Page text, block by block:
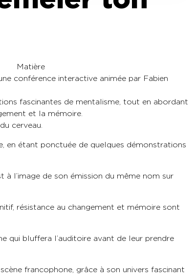
animée par Fabien
fascinantes de mentalisme, tout en abordant
et la mémoire.
cerveau.
en étant ponctuée de quelques démonstrations
l’image de son émission du même nom sur
résistance au changement et mémoire sont
qui bluffera l’auditoire avant de leur prendre
francophone, grâce à son univers fascinant